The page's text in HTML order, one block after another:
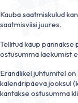
Kauba saatmiskulud
saatmisviisi juures.
Tellitud kaup
ostusumma laekumist
Erandlikel juhtumitel
kalendripäeva jooksul
kantakse ostusumma